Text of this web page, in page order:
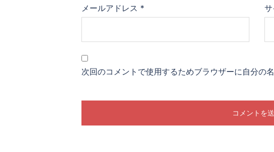
メールアドレス * サ
次回のコメントで使用するためブラウザーに自分の